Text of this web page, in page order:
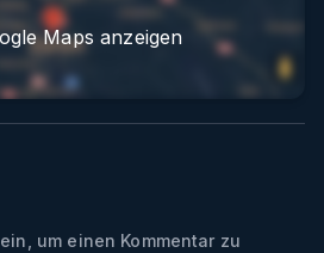
Maps anzeigen
um einen Kommentar zu